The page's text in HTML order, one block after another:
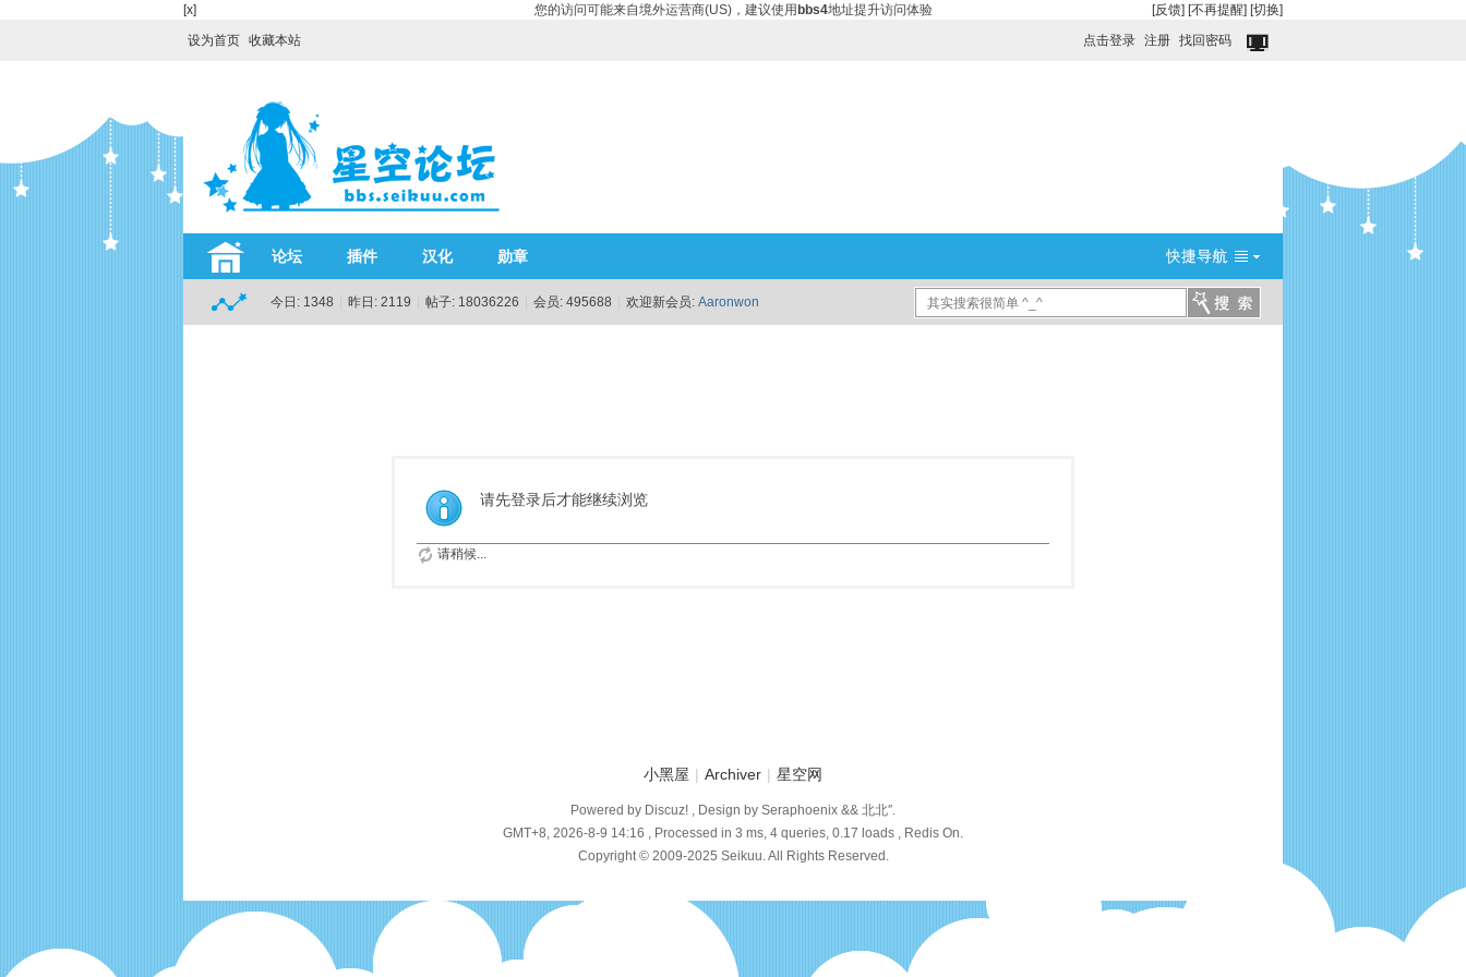
[x] 您的访问可能来自境外运营商(US)，建议使用 bbs4地址提升访问体验 [反馈] [不再提醒] [切换]
设为首页 收藏本站 点击登录 注册 找回密码
论坛 插件 汉化 勋章
今日: 1348 昨日: 2119 帖子: 18036226 会员: 495688 欢迎新会员: Aaronwon
请先登录后才能继续浏览
请稍候...
小黑屋 | Archiver | 星空网
Powered by Discuz! , Design by Seraphoenix && 北北″.
GMT+8, 2026-8-9 14:16 , Processed in 3 ms, 4 queries, 0.17 loads , Redis On.
Copyright © 2009-2025 Seikuu. All Rights Reserved.